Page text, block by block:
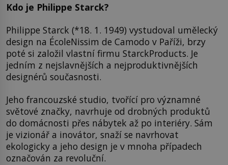
Kdo je Philippe Starck?
Philippe Starck (*18. 1. 1949) vystudoval umělecký
design na ÉcoleNissim de Camodo v Paříži, brzy
poté si založil vlastní firmu StarckProducts. Je
jedním z nejslavnějších a nejproduktivnějších
designérů současnosti.
Jeho francouzské studio, tvořící pro významné
světové značky, navrhuje od drobných produktů
do domácnosti přes nábytek až po interiéry. Sám
je vizionář a inovátor, snaží se navrhovat
ekologicky a jeho design je v mnoha případech
označován za revoluční.